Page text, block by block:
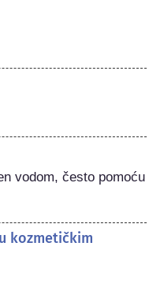
vodom, često pomoću
kozmetičkim